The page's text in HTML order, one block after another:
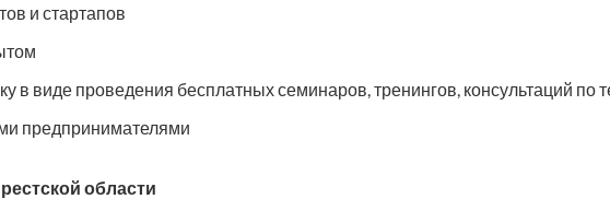
и стартапов
виде проведения бесплатных семинаров, тренингов, консультаций
предпринимателями
области